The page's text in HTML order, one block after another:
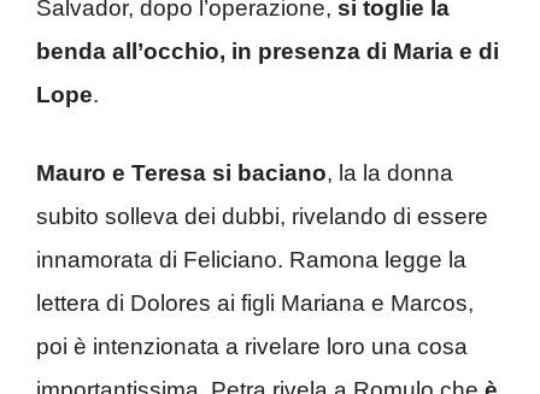
Salvador, dopo l’operazione, si toglie la
benda all’occhio, in presenza di Maria e di
Lope.
Mauro e Teresa si baciano, la la donna
subito solleva dei dubbi, rivelando di essere
innamorata di Feliciano. Ramona legge la
lettera di Dolores ai figli Mariana e Marcos,
poi è intenzionata a rivelare loro una cosa